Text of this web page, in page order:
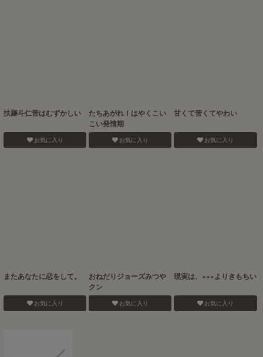
扶羅斗仁苦はむずかしい
お気に入り
たちあがれ！はやくこい
こい発情期
お気に入り
甘くて苦くてやわい
お気に入り
またあなたに恋をして。
お気に入り
おねだりジョーズみつや
クン
お気に入り
現実は、×××よりきもちい
お気に入り